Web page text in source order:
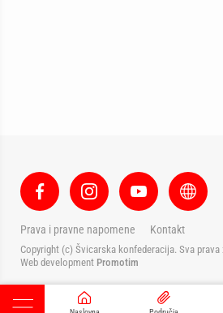
Prava i pravne napomene Kontakt
Copyright (c) Švicarska konfederacija. Sva prava
Web development Promotim